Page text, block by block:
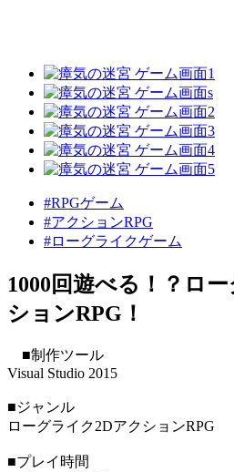
#RPGゲーム
#アクションRPG
#ローグライクゲーム
1000回遊べる！？ロ
ションRPG！
■制作ツール
Visual Studio 2015
■ジャンル
ローグライク2DアクションRPG
■プレイ時間